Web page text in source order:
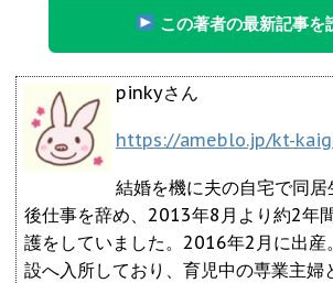
この著者の最新記事を
pinkyさん
https://ameblo.jp/kt-
結婚を機に夫の自宅で同
後仕事を辞め、2013年8月より約2年
護をしていました。2016年2月に出産
設へ入所しており、育児中の専業主婦